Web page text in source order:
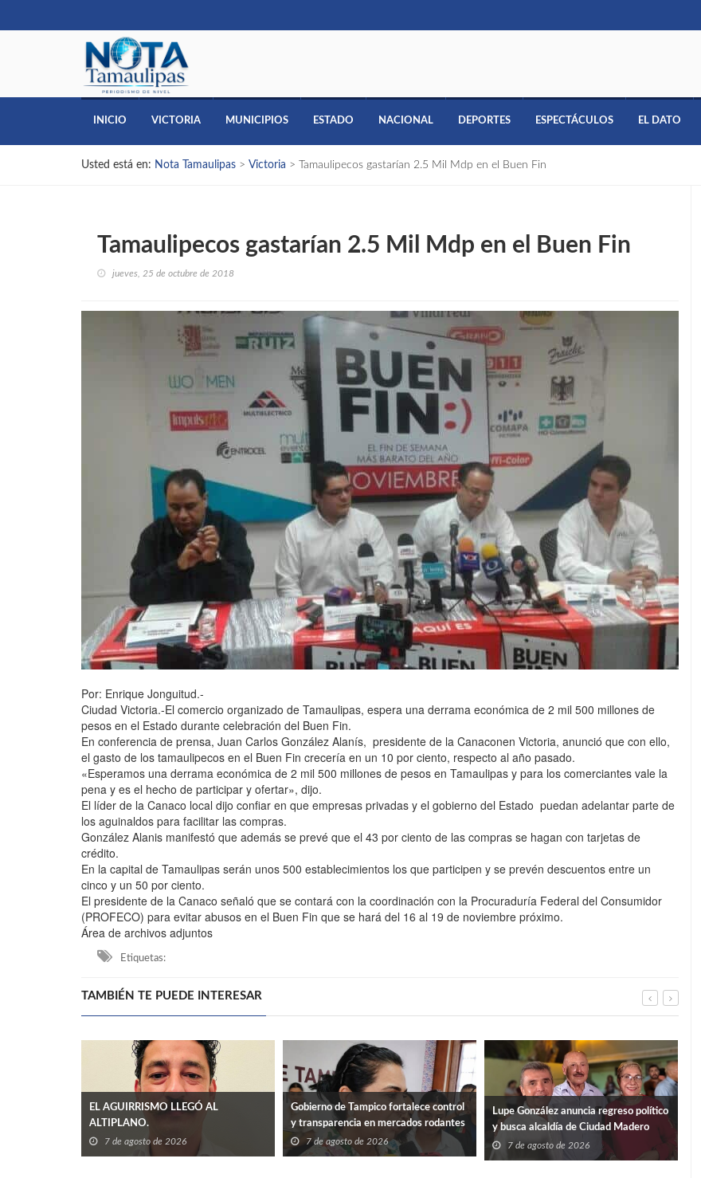
INICIO VICTORIA MUNICIPIOS ESTADO NACIONAL DEPORTES ESPECTÁCULOS EL DATO
Usted está en: Nota Tamaulipas > Victoria > Tamaulipecos gastarían 2.5 Mil Mdp en el Buen Fin
Tamaulipecos gastarían 2.5 Mil Mdp en el Buen Fin
jueves, 25 de octubre de 2018
Por: Enrique Jonguitud.-
Ciudad Victoria.-El comercio organizado de Tamaulipas, espera una derrama económica de 2 mil 500 millones de
pesos en el Estado durante celebración del Buen Fin.
En conferencia de prensa, Juan Carlos González Alanís, presidente de la Canaconen Victoria, anunció que con ello,
el gasto de los tamaulipecos en el Buen Fin crecería en un 10 por ciento, respecto al año pasado.
«Esperamos una derrama económica de 2 mil 500 millones de pesos en Tamaulipas y para los comerciantes vale la
pena y es el hecho de participar y ofertar», dijo.
El líder de la Canaco local dijo confiar en que empresas privadas y el gobierno del Estado puedan adelantar parte de
los aguinaldos para facilitar las compras.
González Alanis manifestó que además se prevé que el 43 por ciento de las compras se hagan con tarjetas de
crédito.
En la capital de Tamaulipas serán unos 500 establecimientos los que participen y se prevén descuentos entre un
cinco y un 50 por ciento.
El presidente de la Canaco señaló que se contará con la coordinación con la Procuraduría Federal del Consumidor
(PROFECO) para evitar abusos en el Buen Fin que se hará del 16 al 19 de noviembre próximo.
Área de archivos adjuntos
Etiquetas:
TAMBIÉN TE PUEDE INTERESAR
EL AGUIRRISMO LLEGÓ AL
ALTIPLANO.
7 de agosto de 2026
Gobierno de Tampico fortalece control
y transparencia en mercados rodantes
7 de agosto de 2026
Lupe González anuncia regreso político
y busca alcaldía de Ciudad Madero
7 de agosto de 2026